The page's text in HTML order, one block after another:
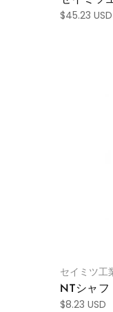
$45.23 USD
セイミツ工
NTシャ
$8.23 USD